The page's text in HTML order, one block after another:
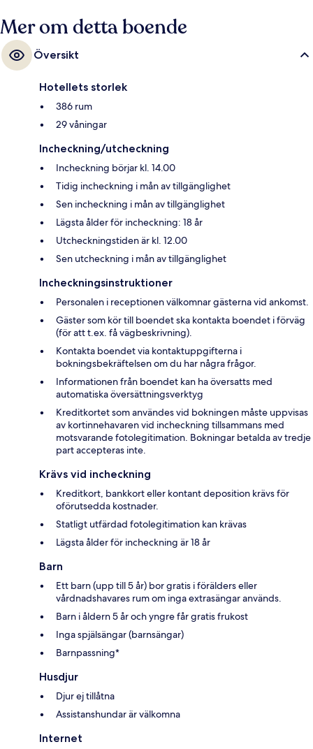
Mer om detta boende
Översikt
Hotellets storlek
386 rum
29 våningar
Incheckning/utcheckning
Incheckning börjar kl. 14.00
Tidig incheckning i mån av tillgänglighet
Sen incheckning i mån av tillgänglighet
Lägsta ålder för incheckning: 18 år
Utcheckningstiden är kl. 12.00
Sen utcheckning i mån av tillgänglighet
Incheckningsinstruktioner
Personalen i receptionen välkomnar gästerna vid ankomst.
Gäster som kör till boendet ska kontakta boendet i förväg
(för att t.ex. få vägbeskrivning).
Kontakta boendet via kontaktuppgifterna i
bokningsbekräftelsen om du har några frågor.
Informationen från boendet kan ha översatts med
automatiska översättningsverktyg
Kreditkortet som användes vid bokningen måste uppvisas
av kortinnehavaren vid incheckning tillsammans med
motsvarande fotolegitimation. Bokningar betalda av tredje
part accepteras inte.
Krävs vid incheckning
Kreditkort, bankkort eller kontant deposition krävs för
oförutsedda kostnader.
Statligt utfärdad fotolegitimation kan krävas
Lägsta ålder för incheckning är 18 år
Barn
Ett barn (upp till 5 år) bor gratis i förälders eller
vårdnadshavares rum om inga extrasängar används.
Barn i åldern 5 år och yngre får gratis frukost
Inga spjälsängar (barnsängar)
Barnpassning*
Husdjur
Djur ej tillåtna
Assistanshundar är välkomna
Internet